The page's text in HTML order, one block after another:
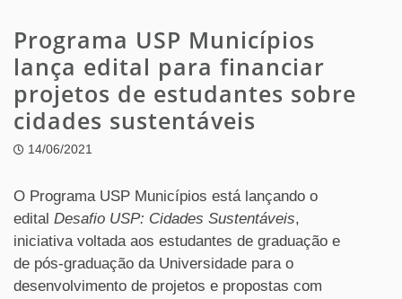
Programa USP Municípios
lança edital para financiar
projetos de estudantes sobre
cidades sustentáveis
14/06/2021
O Programa USP Municípios está lançando o
edital Desafio USP: Cidades Sustentáveis,
iniciativa voltada aos estudantes de graduação e
de pós-graduação da Universidade para o
desenvolvimento de projetos e propostas com